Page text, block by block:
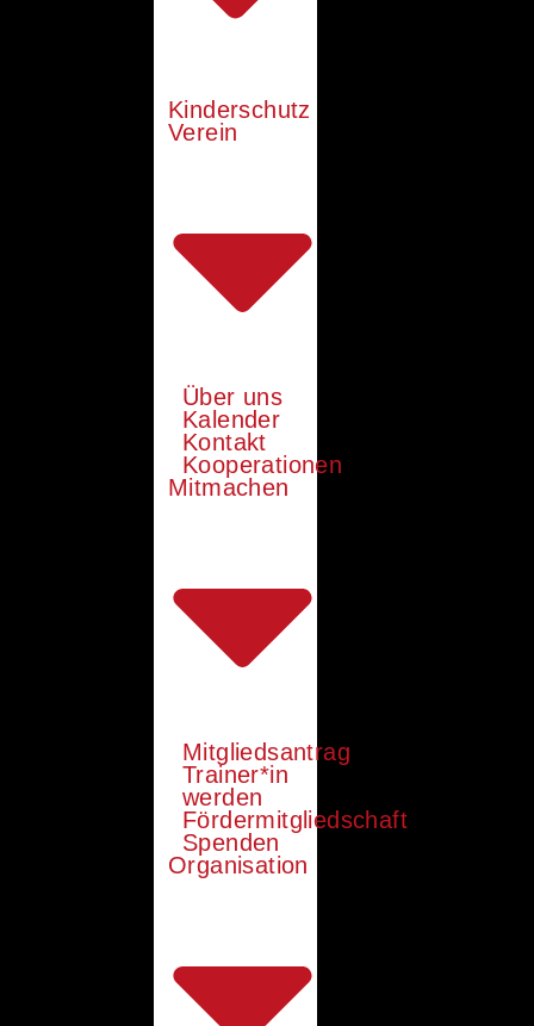
Kinderschutz
Verein
Über uns
Kalender
Kontakt
Kooperationen
Mitmachen
Mitgliedsantrag
Trainer*in
werden
Fördermitgliedschaft
Spenden
Organisation